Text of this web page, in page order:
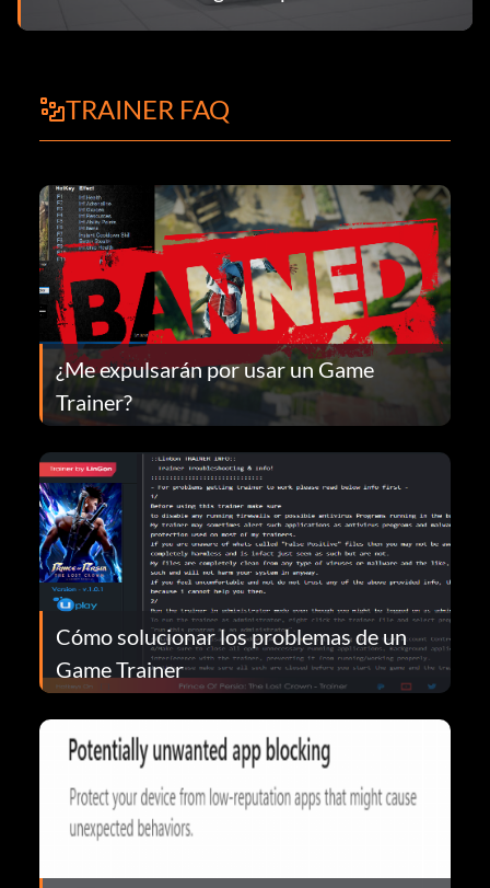
TRAINER FAQ
¿Me expulsarán por usar un Game
Trainer?
Cómo solucionar los problemas de un
Game Trainer